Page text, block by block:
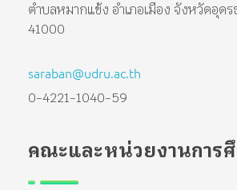
ตำบลหมากแข้ง อำเภอเมือง จังหวัดอุดร
41000
saraban@udru.ac.th
0-4221-1040-59
คณะและหน่วยงานการ